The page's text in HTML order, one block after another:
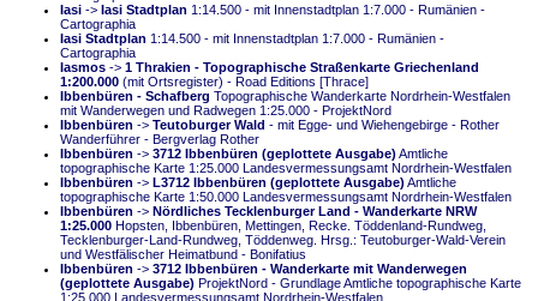
Iasi -> Iasi Stadtplan 1:14.500 - mit Innenstadtplan 1:7.000 - Rumänien -
Cartographia
Iasi Stadtplan 1:14.500 - mit Innenstadtplan 1:7.000 - Rumänien -
Cartographia
Iasmos -> 1 Thrakien - Topographische Straßenkarte Griechenland
1:200.000 (mit Ortsregister) - Road Editions [Thrace]
Ibbenbüren - Schafberg Topographische Wanderkarte Nordrhein-Westfalen
mit Wanderwegen und Radwegen 1:25.000 - ProjektNord
Ibbenbüren -> Teutoburger Wald - mit Egge- und Wiehengebirge - Rother
Wanderführer - Bergverlag Rother
Ibbenbüren -> 3712 Ibbenbüren (geplottete Ausgabe) Amtliche
topographische Karte 1:25.000 Landesvermessungsamt Nordrhein-Westfalen
Ibbenbüren -> L3712 Ibbenbüren (geplottete Ausgabe) Amtliche
topographische Karte 1:50.000 Landesvermessungsamt Nordrhein-Westfalen
Ibbenbüren -> Nördliches Tecklenburger Land - Wanderkarte NRW
1:25.000 Hopsten, Ibbenbüren, Mettingen, Recke. Töddenland-Rundweg,
Tecklenburger-Land-Rundweg, Töddenweg. Hrsg.: Teutoburger-Wald-Verein
und Westfälischer Heimatbund - Bonifatius
Ibbenbüren -> 3712 Ibbenbüren - Wanderkarte mit Wanderwegen
(geplottete Ausgabe) ProjektNord - Grundlage Amtliche topographische Karte
1:25.000 Landesvermessungsamt Nordrhein-Westfalen